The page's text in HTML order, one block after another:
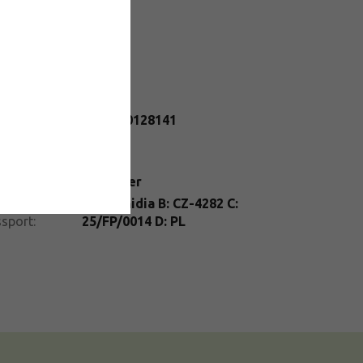
2284900128141
kontajner
:
A: Actinidia B: CZ-4282 C:
25/FP/0014 D: PL